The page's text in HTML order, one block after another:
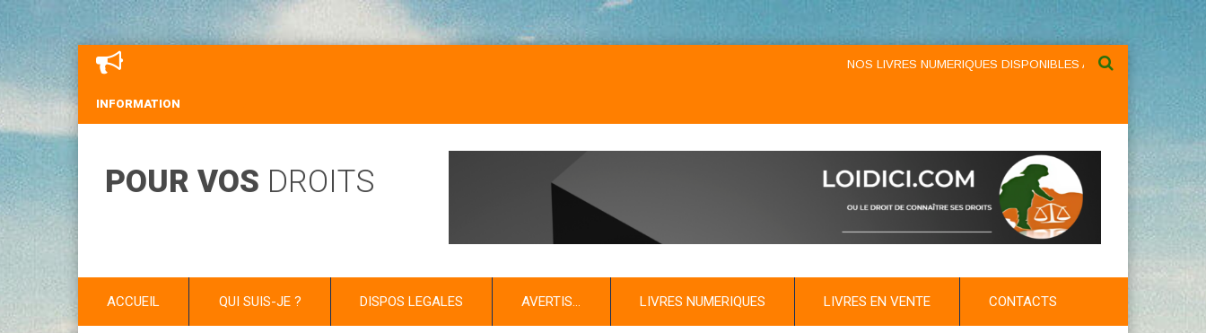
INFORMATION
NOS LIVRES NUMERIQUES DISPONIBLES AU NIVEAU DU MENU
POUR VOS DROITS
ACCUEIL QUI SUIS-JE ? DISPOS LEGALES AVERTIS… LIVRES NUMERIQUES LIVRES EN VENTE CONTACTS